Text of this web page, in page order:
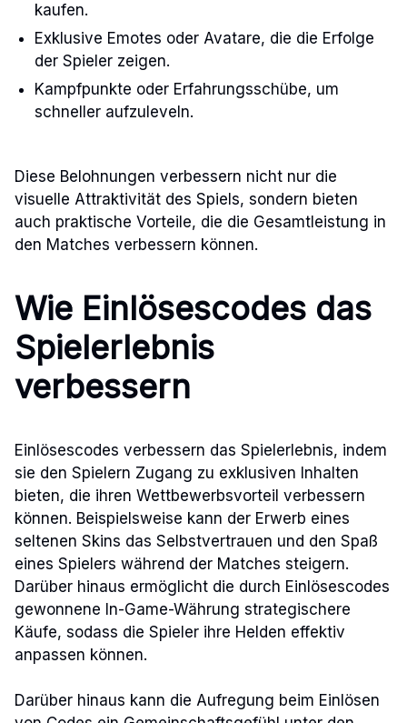
kaufen.
Exklusive Emotes oder Avatare, die die Erfolge
der Spieler zeigen.
Kampfpunkte oder Erfahrungsschübe, um
schneller aufzuleveln.
Diese Belohnungen verbessern nicht nur die
visuelle Attraktivität des Spiels, sondern bieten
auch praktische Vorteile, die die Gesamtleistung in
den Matches verbessern können.
Wie Einlösescodes das
Spielerlebnis
verbessern
Einlösescodes verbessern das Spielerlebnis, indem
sie den Spielern Zugang zu exklusiven Inhalten
bieten, die ihren Wettbewerbsvorteil verbessern
können. Beispielsweise kann der Erwerb eines
seltenen Skins das Selbstvertrauen und den Spaß
eines Spielers während der Matches steigern.
Darüber hinaus ermöglicht die durch Einlösescodes
gewonnene In-Game-Währung strategischere
Käufe, sodass die Spieler ihre Helden effektiv
anpassen können.
Darüber hinaus kann die Aufregung beim Einlösen